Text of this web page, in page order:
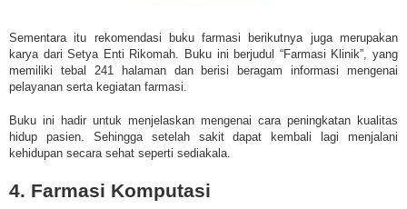
Sementara itu rekomendasi buku farmasi berikutnya juga merupakan
karya dari Setya Enti Rikomah. Buku ini berjudul “Farmasi Klinik”, yang
memiliki tebal 241 halaman dan berisi beragam informasi mengenai
pelayanan serta kegiatan farmasi.
Buku ini hadir untuk menjelaskan mengenai cara peningkatan kualitas
hidup pasien. Sehingga setelah sakit dapat kembali lagi menjalani
kehidupan secara sehat seperti sediakala.
4. Farmasi Komputasi